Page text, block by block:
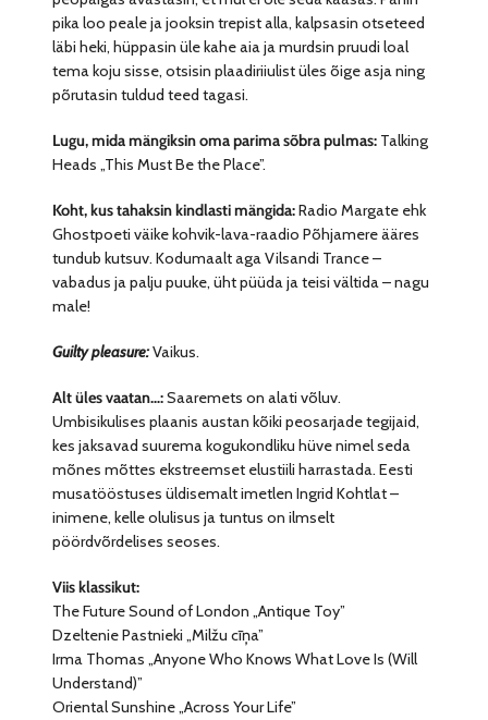
pika loo peale ja jooksin trepist alla, kalpsasin otseteed
läbi heki, hüppasin üle kahe aia ja murdsin pruudi loal
tema koju sisse, otsisin plaadiriiulist üles õige asja ning
põrutasin tuldud teed tagasi.
Lugu, mida mängiksin oma parima sõbra pulmas: Talking
Heads „This Must Be the Place”.
Koht, kus tahaksin kindlasti mängida:Radio Margate ehk
Ghostpoeti väike kohvik-lava-raadio Põhjamere ääres
tundub kutsuv. Kodumaalt aga Vilsandi Trance –
vabadus ja palju puuke, üht püüda ja teisi vältida – nagu
male!
Guilty pleasure:Vaikus.
Alt üles vaatan…:Saaremets on alati võluv.
Umbisikulises plaanis austan kõiki peosarjade tegijaid,
kes jaksavad suurema kogukondliku hüve nimel seda
mõnes mõttes ekstreemset elustiili harrastada. Eesti
musatööstuses üldisemalt imetlen Ingrid Kohtlat –
inimene, kelle olulisus ja tuntus on ilmselt
pöördvõrdelises seoses.
Viis klassikut:
The Future Sound of London „Antique Toy”
Dzeltenie Pastnieki „Milžu cīņa”
Irma Thomas „Anyone Who Knows What Love Is (Will
Understand)”
Oriental Sunshine „Across Your Life”